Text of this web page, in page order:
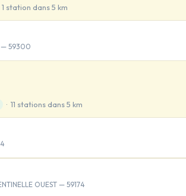
1 station dans 5 km
— 59300
· 11 stations dans 5 km
OUEST — 59174